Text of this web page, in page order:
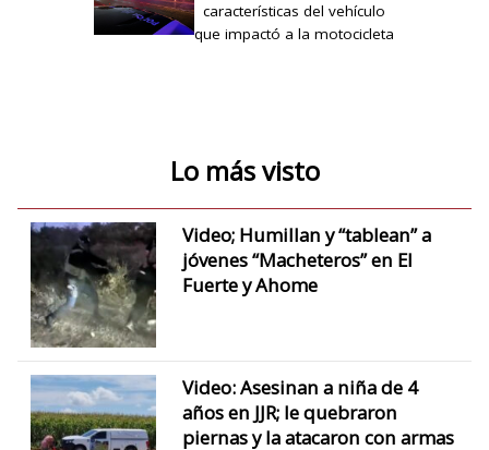
características del vehículo
que impactó a la motocicleta
Lo más visto
Video; Humillan y “tablean” a
jóvenes “Macheteros” en El
Fuerte y Ahome
Video: Asesinan a niña de 4
años en JJR; le quebraron
piernas y la atacaron con armas